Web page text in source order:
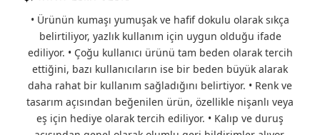
• Ürünün kumaşı yumuşak ve hafif dokulu olarak sıkça
belirtiliyor, yazlık kullanım için uygun olduğu ifade
ediliyor. • Çoğu kullanıcı ürünü tam beden olarak tercih
ettiğini, bazı kullanıcıların ise bir beden büyük alarak
daha rahat bir kullanım sağladığını belirtiyor. • Renk ve
tasarım açısından beğenilen ürün, özellikle nişanlı veya
eş için hediye olarak tercih ediliyor. • Kalıp ve duruş